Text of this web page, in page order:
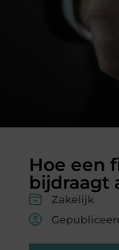
Hoe een
bijdraagt
Zakelijk